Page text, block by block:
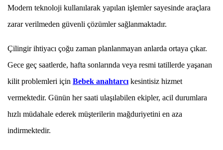
Modern teknoloji kullanılarak yapılan işlemler sayesinde araçlara
zarar verilmeden güvenli çözümler sağlanmaktadır.
Çilingir ihtiyacı çoğu zaman planlanmayan anlarda ortaya çıkar.
Gece geç saatlerde, hafta sonlarında veya resmi tatillerde yaşanan
kilit problemleri için Bebek anahtarcı kesintisiz hizmet
vermektedir. Günün her saati ulaşılabilen ekipler, acil durumlara
hızlı müdahale ederek müşterilerin mağduriyetini en aza
indirmektedir.